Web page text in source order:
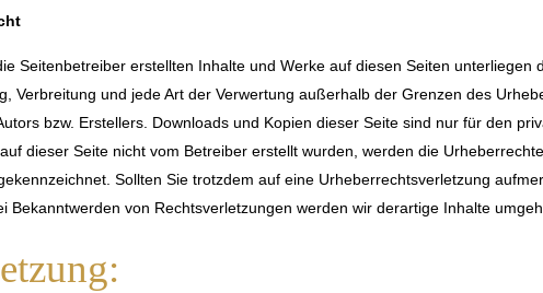
Seitenbetreiber erstellten Inhalte und Werke auf diesen Seiten unterliegen
Verbreitung und jede Art der Verwertung außerhalb der Grenzen des
bzw. Erstellers. Downloads und Kopien dieser Seite sind nur für den
dieser Seite nicht vom Betreiber erstellt wurden, werden die
Sollten Sie trotzdem auf eine Urheberrechtsverletzung
Bekanntwerden von Rechtsverletzungen werden wir derartige Inhalte